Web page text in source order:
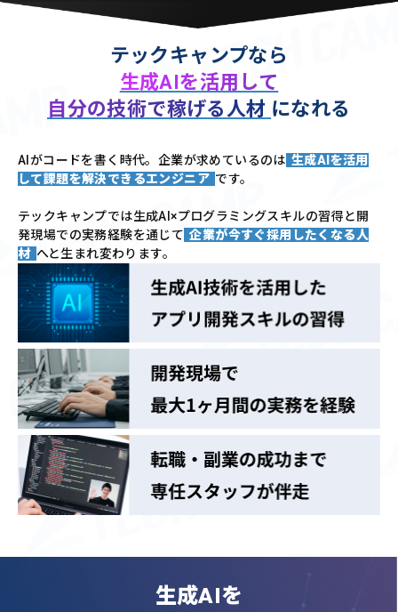
テックキャンプなら
生成AIを活用して
自分の技術で稼げる人材 になれる
AIがコードを書く時代。企業が求めているのは 生成AIを活用
して課題を解決できるエンジニア です。
テックキャンプでは生成AI×プログラミングスキルの習得と開
発現場での実務経験を通じて 企業が今すぐ採用したくなる人
材 へと生まれ変わります。
生成AIを